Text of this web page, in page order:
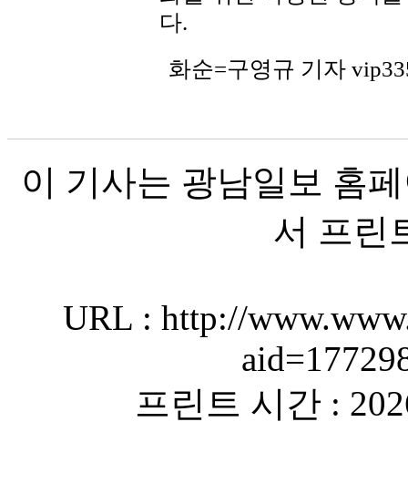
다.
화순=구영규 기자
이 기사는 광남일보 홈
서 프린
URL : http://
프린트 시간 :